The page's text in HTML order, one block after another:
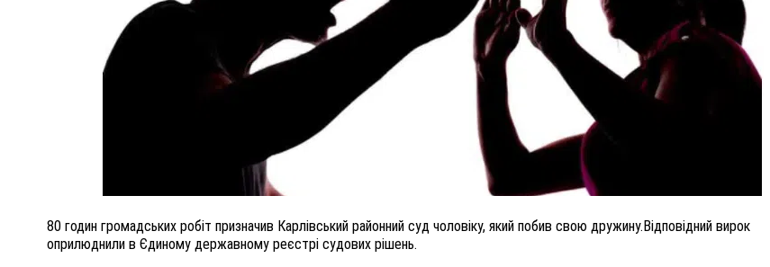
80 годин громадських робіт призначив Карлівський районний суд чоловіку, який побив свою дружину.Відповідний вирок
оприлюднили в Єдиному державному реєстрі судових рішень.
ПОЛІЦІЯ ПОЛТАВЩИНИ РОЗШУКУЄ 62-РІЧНУ
ЛЮДМИЛУ ТИМЧЕНКО
ВНАСЛІДОК ПОРАНЕНЬ, ОТРИМАНИХ НА ВІЙНІ,
ПОМЕР ВОЇН ЮРІЙ ВОЙТИК